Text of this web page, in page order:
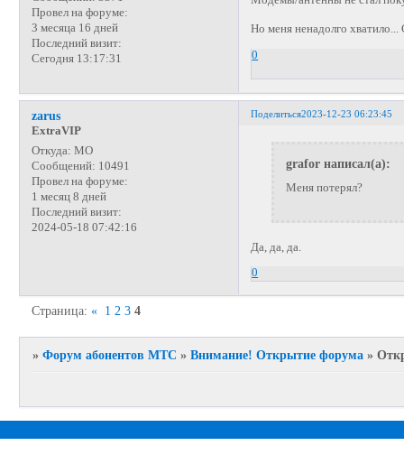
Провел на форуме:
3 месяца 16 дней
Последний визит:
Сегодня 13:17:31
Но меня ненадолго хватило...
0
Поделиться2023-12-23 06:23:45
zarus
ExtraVIP
Откуда: МО
Сообщений: 10491
Провел на форуме:
1 месяц 8 дней
Последний визит:
2024-05-18 07:42:16
grafor написал(а):
Меня потерял?
Да, да, да.
0
Страница:« 1 2 3 4
»Форум абонентов МТС »Внимание! Открытие форума »